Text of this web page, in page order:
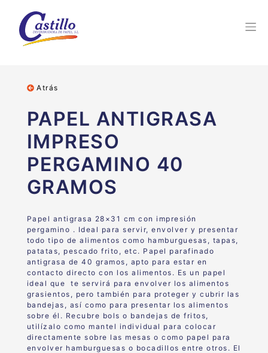
Atrás
PAPEL ANTIGRASA
IMPRESO
PERGAMINO 40
GRAMOS
Papel antigrasa 28×31 cm con impresión
pergamino . Ideal para servir, envolver y presentar
todo tipo de alimentos como hamburguesas, tapas,
patatas, pescado frito, etc. Papel parafinado
antigrasa de 40 gramos, apto para estar en
contacto directo con los alimentos. Es un papel
ideal que te servirá para envolver los alimentos
grasientos, pero también para proteger y cubrir las
bandejas, así como para presentar los alimentos
sobre él. Recubre bols o bandejas de fritos,
utilízalo como mantel individual para colocar
directamente sobre las mesas o como papel para
envolver hamburguesas o bocadillos entre otros. El